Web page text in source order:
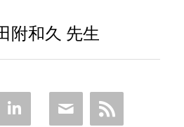
附和久 先生